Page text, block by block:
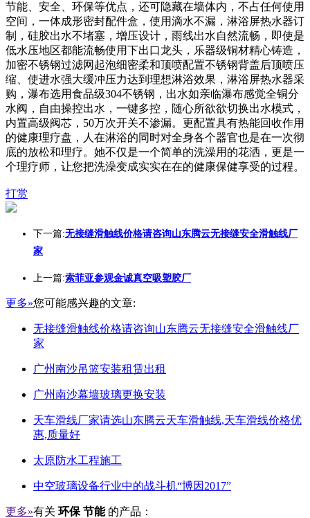
节能、安全、环保等优点，还可隐藏在墙体内，不占任何使用
空间，一体成形密封配件盒，使用滴水不漏，淋浴屏热水器订
制，硅胶出水不堵塞，增压设计，雨线出水自然流畅，即使是
低水压地区都能流畅使用下出口龙头，乐器级铜材精心铸造，
加密不锈钢过滤网起泡细密柔和顶喷配置不锈钢背盖后顶喷压
缩、使进水强大缓冲压力达到理想淋浴效果，淋浴屏热水器采
购，瀑布选用食品级304不锈钢，出水如亲临瀑布感觉全铜分
水阀，自由操控出水，一键多控，随心所欲欲切换出水模式，
内置高级阀芯，50万次开关不渗漏。更配置具有热能回收作用
的健康理疗盘，人在淋浴的同时对全身各个器官也是在一次彻
底的放松和理疗。她不仅是一个简单的洗澡用的花洒，更是一
个理疗师，让您把洗澡变成实实在在的健康保健享受的过程。
打赏
下一篇:无接缝滑触线价格请咨询山东腾云无接缝安全滑触线厂
家
上一篇:索菲亚参观金诚真空吸塑胶厂
更多»您可能感兴趣的文章:
无接缝滑触线价格请咨询山东腾云无接缝安全滑触线厂
家
广州南沙吊篮安装租赁出租
广州南沙幕墙玻璃更换安装
天车滑线厂家请选山东腾云天车滑触线,天车滑线价格优
惠,质量好
太原防水工程施工
中空玻璃设备行业中的战斗机“博因2017”
更多»有关 环保 节能 的产品：